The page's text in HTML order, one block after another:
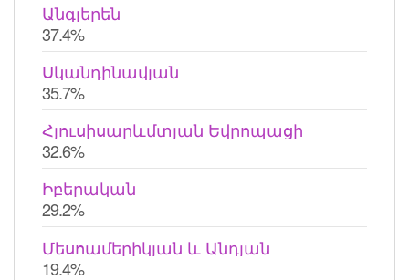
Անգլերեն
37.4%
Սկանդինավյան
35.7%
Հյուսիսարևմտյան Եվրոպացի
32.6%
Իբերական
29.2%
Մեսոամերիկյան և Անդյան
19.4%